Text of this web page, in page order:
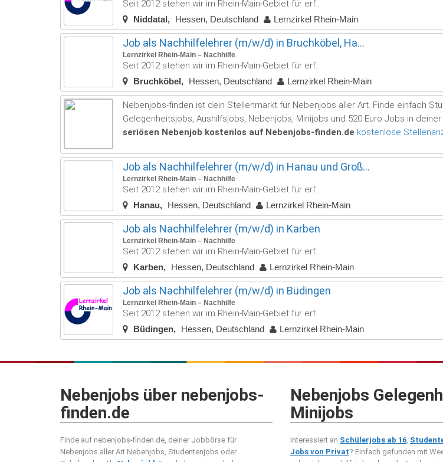
Seit 2012 stehen wir im Rhein-Main-Gebiet für erf..
Niddatal Hessen, Deutschland Lernzirkel Rhein-Main
Job als Nachhilfelehrer (m/w/d) in Bruchköbel, Ha...
Lernzirkel Rhein-Main – Nachhilfe
Seit 2012 stehen wir im Rhein-Main-Gebiet für erf..
Bruchköbel Hessen, Deutschland Lernzirkel Rhein-Main
Nebenjobs-finden ist dein Stellenmarkt für Nebenjobs aller Art. Finde einfach
Gelegenheitsjobs, Aushilfsjobs, Nebenjobs, Minijobs und 520 Euro Jobs in deiner
seriösen Nebenjob kostenlos auf Nebenjobs-finden.de kostenlose
Job als Nachhilfelehrer (m/w/d) in Hanau und Groß...
Lernzirkel Rhein-Main – Nachhilfe
Seit 2012 stehen wir im Rhein-Main-Gebiet für erf..
Hanau Hessen, Deutschland Lernzirkel Rhein-Main
Job als Nachhilfelehrer (m/w/d) in Karben
Lernzirkel Rhein-Main – Nachhilfe
Seit 2012 stehen wir im Rhein-Main-Gebiet für erf..
Karben Hessen, Deutschland Lernzirkel Rhein-Main
Job als Nachhilfelehrer (m/w/d) in Büdingen
Lernzirkel Rhein-Main – Nachhilfe
Seit 2012 stehen wir im Rhein-Main-Gebiet für erf..
Büdingen Hessen, Deutschland Lernzirkel Rhein-Main
Nebenjobs über nebenjobs-
finden.de
Finde auf nebenjobs-finden.de, deiner Jobbörse für
Nebenjobs aller Art Nebenjobs, Studentenjobs oder
Nebenjobs
Minijobs
Interessiert an Schülerjobs ab 16,
Jobs von Privat? Einfach gefunden mit